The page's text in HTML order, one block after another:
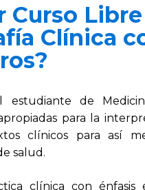
Curso
Clínica
estudiante de
para la
clínicos para así
salud.
clínica con énfasis